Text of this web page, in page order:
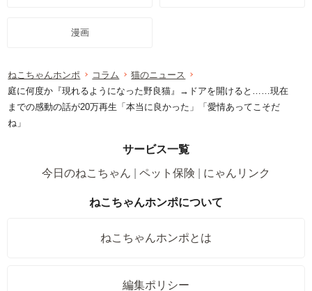
漫画
ねこちゃんホンポ コラム
猫のニュース
庭に何度か『現れるようになった野良猫』→ドアを開けると……現在
までの感動の話が20万再生「本当に良かった」「愛情あってこそだ
ね」
サービス一覧
今日のねこちゃん
ペット保険 にゃんリンク
ねこちゃんホンポについて
ねこちゃんホンポとは
編集ポリシー